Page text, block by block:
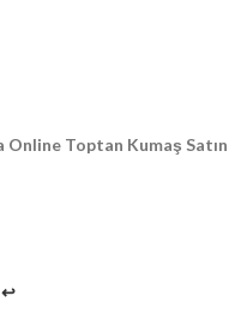
Toptan Kumaş Satın
↩️